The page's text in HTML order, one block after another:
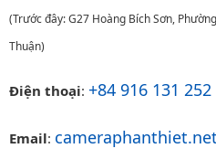
(Trước đây: G27 Hoàng Bích Sơn,
Thuận)
Điện thoại: +84 916 131 252
Email: